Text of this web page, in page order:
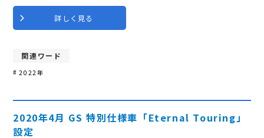
詳しく見る
関連ワード
2022年
2020年4月 GS 特別仕様車「Eternal Touring」
設定